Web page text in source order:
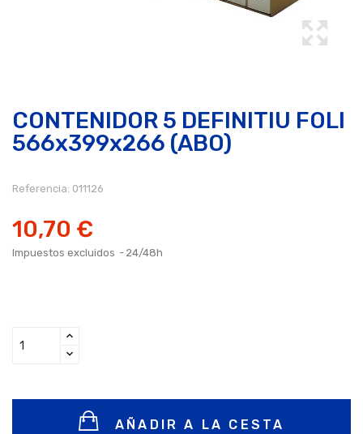
CONTENIDOR 5 DEFINITIU FOLI
566x399x266 (ABO)
Referencia: 011126
10,70 €
Impuestos excluidos 24/48h
AÑADIR A LA CESTA